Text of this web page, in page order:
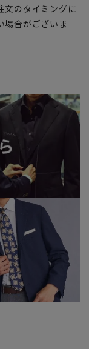
のタイミングに
場合がございま